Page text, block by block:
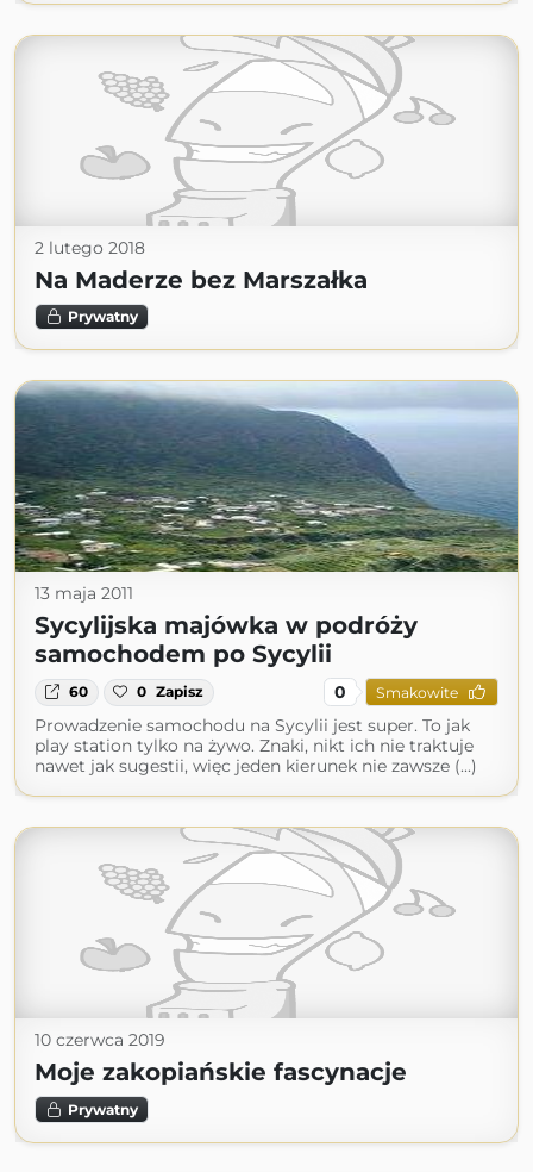
2 lutego 2018
Na Maderze bez Marszałka
Prywatny
13 maja 2011
Sycylijska majówka w podróży
samochodem po Sycylii
60 0 Zapisz 0 Smakowite
Prowadzenie samochodu na Sycylii jest super. To jak
play station tylko na żywo. Znaki, nikt ich nie traktuje
nawet jak sugestii, więc jeden kierunek nie zawsze (...)
10 czerwca 2019
Moje zakopiańskie fascynacje
Prywatny